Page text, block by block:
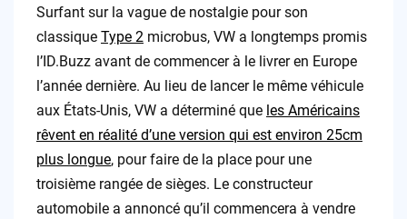
Surfant sur la vague de nostalgie pour son
classique Type 2microbus, VW a longtemps promis
l’ID.Buzz avant de commencer à le livrer en Europe
l’année dernière. Au lieu de lancer le même véhicule
aux États-Unis, VW a déterminé que les Américains
rêvent en réalité d’une version qui est environ 25cm
plus longue, pour faire de la place pour une
troisième rangée de sièges. Le constructeur
automobile a annoncé qu’il commencera à vendre